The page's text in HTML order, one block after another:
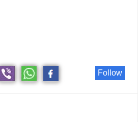
Follow